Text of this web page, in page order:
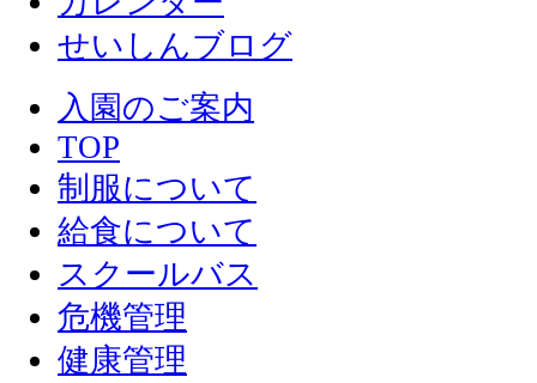
せいしんブログ
入園のご案内
TOP
制服について
給食について
スクールバス
危機管理
健康管理